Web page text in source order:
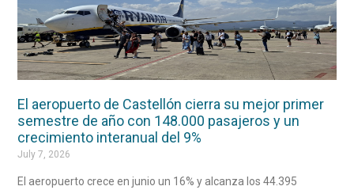
El aeropuerto de Castellón cierra su mejor primer
semestre de año con 148.000 pasajeros y un
crecimiento interanual del 9%
July 7, 2026
El aeropuerto crece en junio un 16% y alcanza los 44.395